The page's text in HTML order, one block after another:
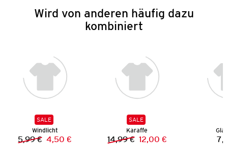
Wird von anderen häufig dazu
kombiniert
SALE
Windlicht
Vorheriger Preis:
5,99 € Neuer Preis:
4,50 €
SALE
Karaffe
Vorheriger Preis:
14,99 € Neuer Preis:
12,00 €